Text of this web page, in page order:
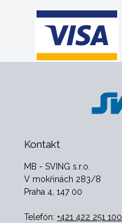
Kontakt
MB - SVING s.r.o.
V mokřinách 283/8
Praha 4, 147 00
Telefón: +421 422 251 100